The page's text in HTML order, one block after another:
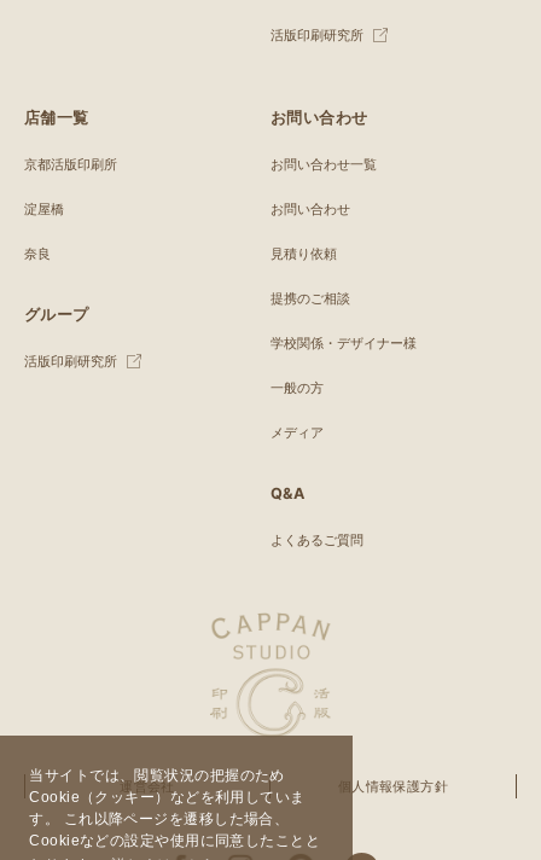
当サイトでは、閲覧状況の把握のため
Cookie（クッキー）などを利用していま
す。 これ以降ページを遷移した場合、
Cookieなどの設定や使用に同意したことと
活版印刷研究所
店舗一覧
京都活版印刷所
淀屋橋
奈良
グループ
活版印刷研究所
お問い合わせ
お問い合わせ一覧
お問い合わせ
見積り依頼
提携のご相談
学校関係・デザイナー様
一般の方
メディア
Q&A
よくあるご質問
運営会社 個人情報保護方針